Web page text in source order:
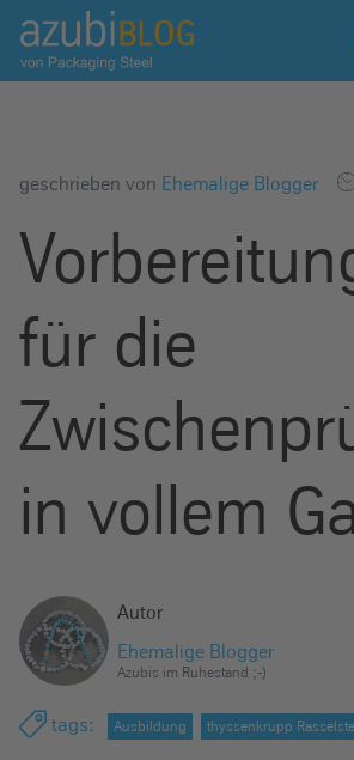
A
z
u
b
o
a
s
s
e
s
n
geschrieben von Ehemalige Blogger
für die
in vollem
Autor
Ehemalige Blogger
Azubis im Ruhestand ;-)
tags: Ausbildung thyssenkrupp